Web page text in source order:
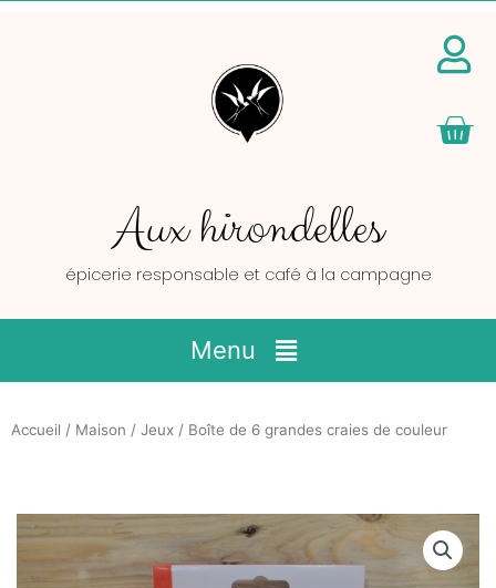
Aux hirondelles
épicerie responsable et café à la campagne
Main
Menu
Menu
Accueil / Maison / Jeux / Boîte de 6 grandes craies de couleur